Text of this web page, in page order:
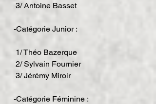
3/ Antoine Basset
-Catégorie Junior :
1/ Théo Bazerque
2/ Sylvain Fournier
3/ Jérémy Miroir
-Catégorie Féminine :